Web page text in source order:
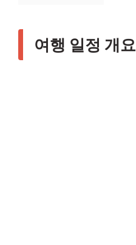
여행 일정 개요